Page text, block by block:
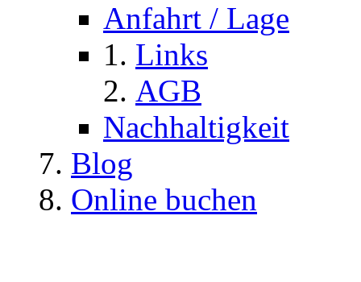
Anfahrt / Lage
Links
AGB
Nachhaltigkeit
Blog
Online buchen